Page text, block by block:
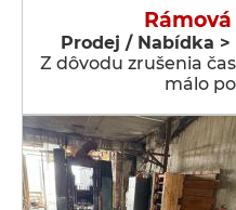
Rámová
Prodej / Nabídka
Z dôvodu zrušenia
málo